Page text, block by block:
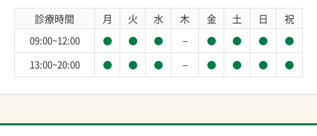
診療時間 月 火 水 木 金 土 日 祝
09:00~12:00 －
13:00~20:00 －